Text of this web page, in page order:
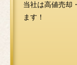
当社は高値売却
ます！